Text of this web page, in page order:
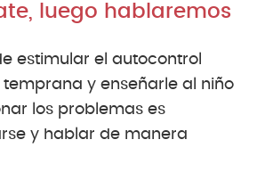
luego hablaremos
estimular el autocontrol
y enseñarle al niño
los problemas es
y hablar de manera